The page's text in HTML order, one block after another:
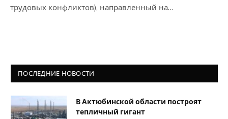
трудовых конфликтов), направленный на…
ПОСЛЕДНИЕ НОВОСТИ
В Актюбинской области построят
тепличный гигант